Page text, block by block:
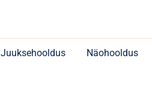
Juuksehooldus Näohooldus